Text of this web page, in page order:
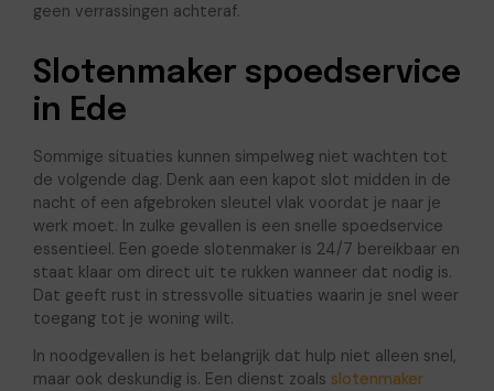
geen verrassingen achteraf.
Slotenmaker spoedservice
in Ede
Sommige situaties kunnen simpelweg niet wachten tot
de volgende dag. Denk aan een kapot slot midden in de
nacht of een afgebroken sleutel vlak voordat je naar je
werk moet. In zulke gevallen is een snelle spoedservice
essentieel. Een goede slotenmaker is 24/7 bereikbaar en
staat klaar om direct uit te rukken wanneer dat nodig is.
Dat geeft rust in stressvolle situaties waarin je snel weer
toegang tot je woning wilt.
In noodgevallen is het belangrijk dat hulp niet alleen snel,
maar ook deskundig is. Een dienst zoals slotenmaker